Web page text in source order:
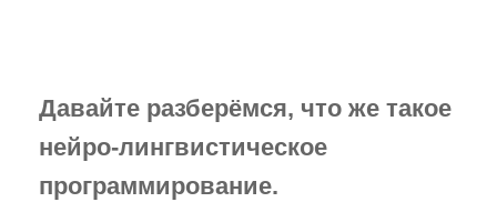
Давайте разберёмся, что же такое
нейро-лингвистическое
программирование.